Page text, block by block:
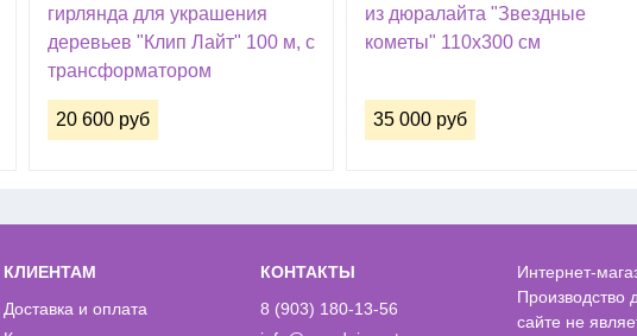
гирлянда для украшения
деревьев "Клип Лайт" 100 м, с
трансформатором
20 600 руб
из дюралайта "Звездные
кометы" 110х300 см
35 000 руб
КЛИЕНТАМ
Доставка и оплата
КОНТАКТЫ
8 (903) 180-13-56
Интернет-
Производство
сайте не